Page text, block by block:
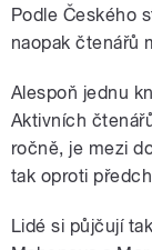
Podle Českého
naopak čtenářů
Alespoň jednu
Aktivních
ročně, je mezi
tak oproti
Lidé si půjčují